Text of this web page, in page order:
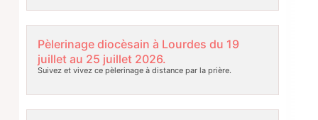
Pèlerinage diocèsain à Lourdes du 19
juillet au 25 juillet 2026.
Suivez et vivez ce pèlerinage à distance par la prière.